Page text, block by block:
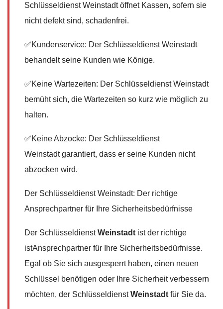
Schlüsseldienst Weinstadt öffnet Kassen, sofern sie
nicht defekt sind, schadenfrei.
✅Kundenservice: Der Schlüsseldienst Weinstadt
behandelt seine Kunden wie Könige.
✅Keine Wartezeiten: Der Schlüsseldienst Weinstadt
bemüht sich, die Wartezeiten so kurz wie möglich zu
halten.
✅Keine Abzocke: Der Schlüsseldienst
Weinstadt garantiert, dass er seine Kunden nicht
abzocken wird.
Der Schlüsseldienst Weinstadt: Der richtige
Ansprechpartner für Ihre Sicherheitsbedürfnisse
Der SchlüsseldienstWeinstadt ist der richtige
istAnsprechpartner für Ihre Sicherheitsbedürfnisse.
Egal ob Sie sich ausgesperrt haben, einen neuen
Schlüssel benötigen oder Ihre Sicherheit verbessern
möchten, der SchlüsseldienstWeinstadt für Sie da.